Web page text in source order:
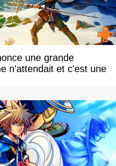
une grande
n'attendait et c'est une